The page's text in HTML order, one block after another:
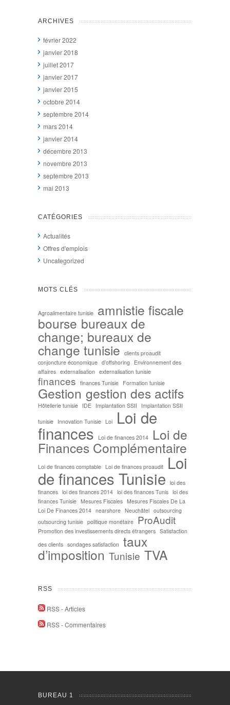
ARCHIVES
février 2022
janvier 2018
juillet 2017
janvier 2017
janvier 2015
octobre 2014
septembre 2014
mars 2014
janvier 2014
décembre 2013
novembre 2013
septembre 2013
mai 2013
CATÉGORIES
Actualités
Offres d'emplois
Uncategorized
MOTS CLÉS
Agroalimentaire tunisie amnistie fiscale
bourse bureaux de
change; bureaux de
change tunisie clients proaudit
conjoncture économique d’offshoring Environnement des
affaires externalisation externalisation tunisie
finances finances Tunisie Formation tunisie
Gestion gestion des actifs
Hôtellerie tunisie IDE Implantation SSII Implantation SSII
tunisie Innovation Tunisie Loi Loi de
finances Loi de finances 2014 Loi de
Finances Complémentaire
Loi de finances comptable Loi de finances proaudit Loi
de finances Tunisie loi des
finances loi des finances 2014 loi des finances Tunis loi des
finances Tunisie Mesures Fiscales Mesures Fiscales De La
Loi De Finances 2014 nearshore Neuchâtel outsourcing
outsourcing tunisie politique monétaire ProAudit
Promotion des investissements directs étrangers Satisfaction
des clients sondages satisfaction taux
d’imposition Tunisie TVA
RSS
RSS - Articles
RSS - Commentaires
BUREAU 1